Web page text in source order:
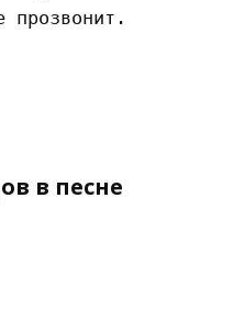
прозвонит.
в песне